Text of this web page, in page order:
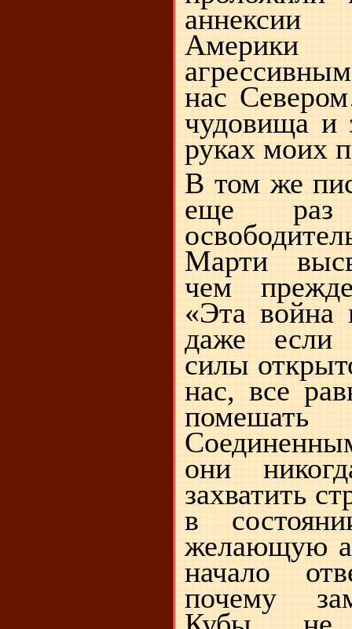
нас
чудовища и
руках моих
В том же
еще
Марти
чем
«Эта война
даже если
силы
нас, все
помешать
они
захватить
в
желающую
начало
почему